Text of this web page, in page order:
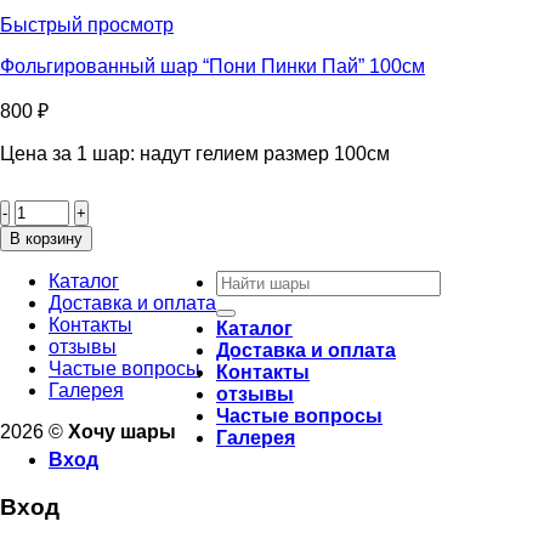
"Щенячий
Искатели
46см
Быстрый просмотр
Фольгированный шар “Пони Пинки Пай” 100см
800 ₽
Цена за 1 шар: надут гелием размер 100см
товара
Фольгированный
"Пони
Пинки
Пай"
100см
В корзину
Каталог
Доставка и оплата
Контакты
отзывы
Частые вопросы
Галерея
2026 © Хочу шары
Искать:
Каталог
Доставка и оплата
Контакты
отзывы
Частые вопросы
Галерея
Вход
Вход